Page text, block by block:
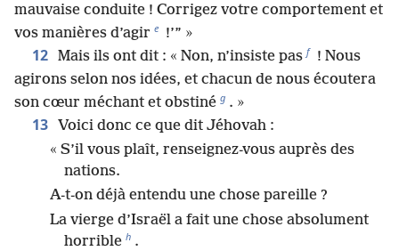
mauvaise conduite ! Corrigez votre comportement et
vos manières d’agir e !’” »
12 Mais ils ont dit : « Non, n’insiste pas f ! Nous
agirons selon nos idées, et chacun de nous écoutera
son cœur méchant et obstiné g . »
13 Voici donc ce que dit Jéhovah :
« S’il vous plaît, renseignez-vous auprès des
nations.
A-t-on déjà entendu une chose pareille ?
La vierge d’Israël a fait une chose absolument
horrible h .